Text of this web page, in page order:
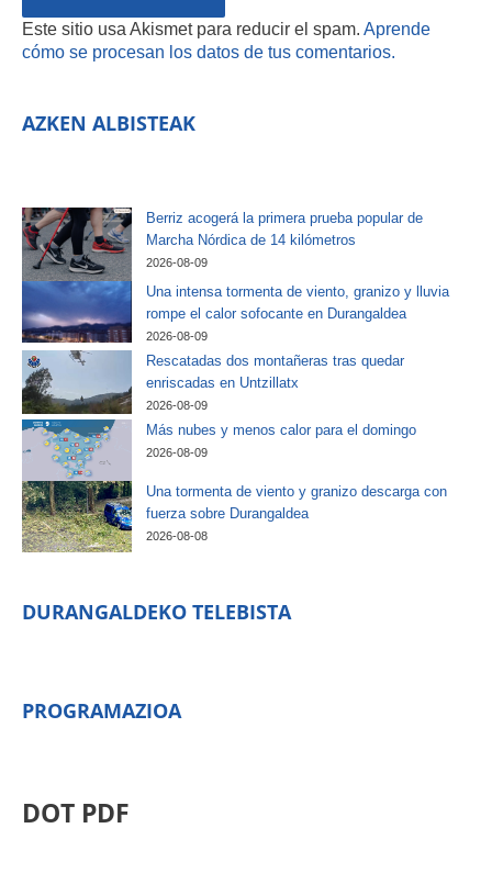
Este sitio usa Akismet para reducir el spam. Aprende
cómo se procesan los datos de tus comentarios.
AZKEN ALBISTEAK
Berriz acogerá la primera prueba popular de
Marcha Nórdica de 14 kilómetros
2026-08-09
Una intensa tormenta de viento, granizo y lluvia
rompe el calor sofocante en Durangaldea
2026-08-09
Rescatadas dos montañeras tras quedar
enriscadas en Untzillatx
2026-08-09
Más nubes y menos calor para el domingo
2026-08-09
Una tormenta de viento y granizo descarga con
fuerza sobre Durangaldea
2026-08-08
DURANGALDEKO TELEBISTA
PROGRAMAZIOA
DOT PDF